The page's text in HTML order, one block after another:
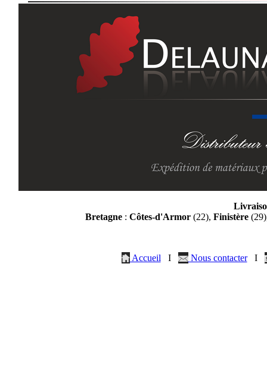
Bretagne: Côtes-d'Armor(22), Finistère
Accueil I Nous contacterI